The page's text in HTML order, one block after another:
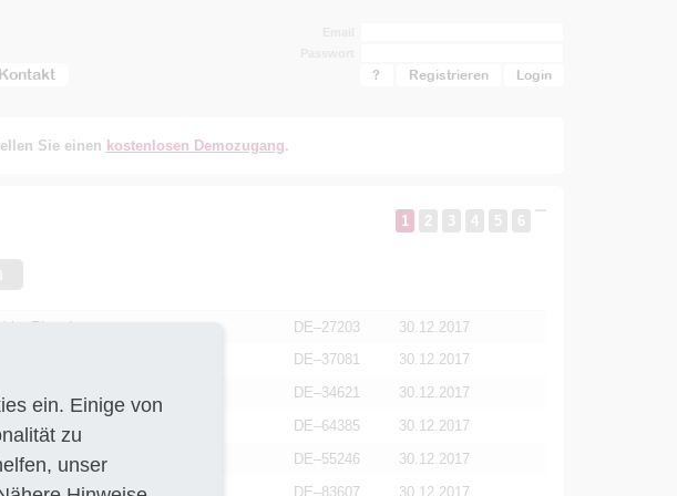
Kontakt ? Registrieren
Sie einen kostenlosen Demozugang.
1 2 3 4 5 6
Ristedt DE–27203
30.12.2017
DE–37081
30.12.2017
DE–34621
30.12.2017
DE–64385
30.12.2017
DE–55246
30.12.2017
DE–83607
30.12.2017
ein. Einige von
zu
unser